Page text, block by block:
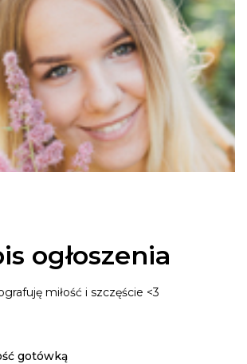
ogłoszenia
miłość i szczęście <3
gotówką